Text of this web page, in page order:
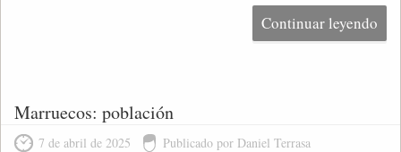
Continuar leyendo
Marruecos: población
7 de abril de 2025 Publicado por Daniel Terrasa